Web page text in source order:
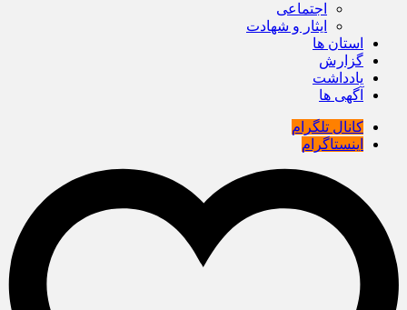
اجتماعی
ایثار و شهادت
استان ها
گزارش
یادداشت
آگهی ها
کانال تلگرام
اینستاگرام